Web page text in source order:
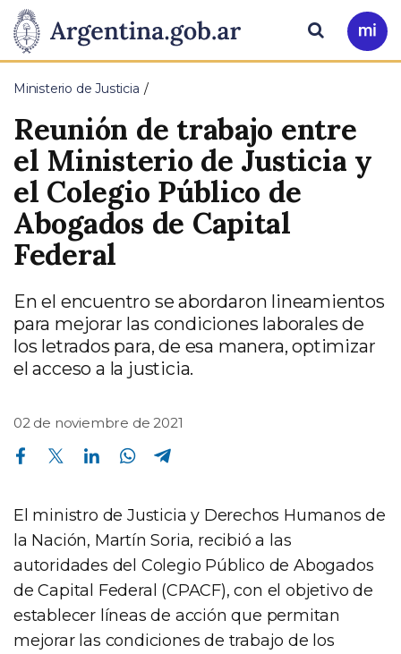
Presidencia
de
la
Nación
Pasar al contenido principal
Ir
a
Buscar
Ministerio de Justicia
Reunión de trabajo entre
el Ministerio de Justicia y
el Colegio Público de
Abogados de Capital
Federal
En el encuentro se abordaron lineamientos
para mejorar las condiciones laborales de
los letrados para, de esa manera, optimizar
el acceso a la justicia.
02 de noviembre de 2021
Compartir en Facebook Compartir en Twitter Compartir en Linkedin Compartir en Whatsapp
El ministro de Justicia y Derechos Humanos de
la Nación, Martín Soria, recibió a las
autoridades del Colegio Público de Abogados
de Capital Federal (CPACF), con el objetivo de
establecer líneas de acción que permitan
mejorar las condiciones de trabajo de los